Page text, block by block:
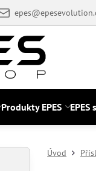
Produkty EPES
Úvod